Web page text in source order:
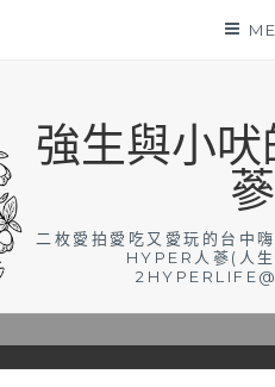
強生與小吠
二枚愛拍愛吃又愛玩的台中
HYPER人蔘(人